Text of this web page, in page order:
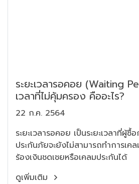
ระยะเวลารอคอย (Waiting
เวลาที่ไม่คุ้มครอง คืออะไร?
22 ก.ค. 2564
ระยะเวลารอคอย เป็นระยะเวลาที่ผู้ซื้
ประกันภัยจะยังไม่สามารถทำการเค
ร้องเงินชดเชยหรือเคลมประกันได้
ดูเพิ่มเติม